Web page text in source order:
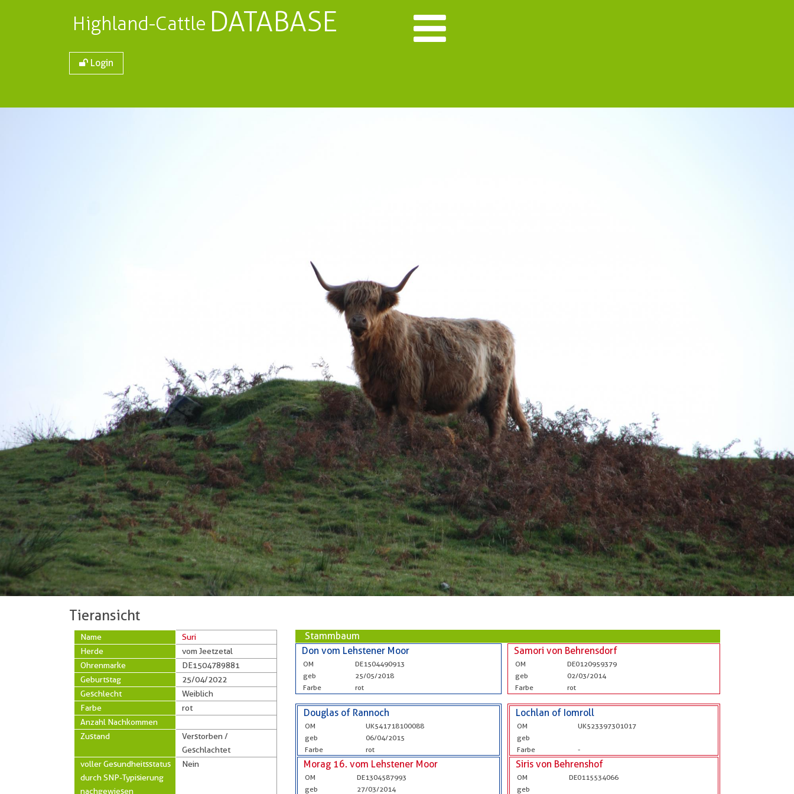
Highland-Cattle DATABASE
Login
Tieransicht
Name
Suri
Herde
vom Jeetzetal
Ohrenmarke
DE1504789881
Geburtstag
25/04/2022
Geschlecht
Weiblich
Farbe
rot
Anzahl Nachkommen
Zustand
Verstorben /
Geschlachtet
voller Gesundheitsstatus
durch SNP-Typisierung
nachgewiesen
Nein
Stammbaum
Don vom Lehstener Moor
OM
DE1504490913
geb
25/05/2018
Farbe
rot
Samori von Behrensdorf
OM
DE0120959379
geb
02/03/2014
Farbe
rot
Douglas of Rannoch
OM
UK541718100088
geb
06/04/2015
Farbe
rot
Morag 16. vom Lehstener Moor
OM
DE1304587993
geb
27/03/2014
Lochlan of Iomroll
OM
UK523397301017
geb
Farbe
-
Siris von Behrenshof
OM
DE0115534066
geb